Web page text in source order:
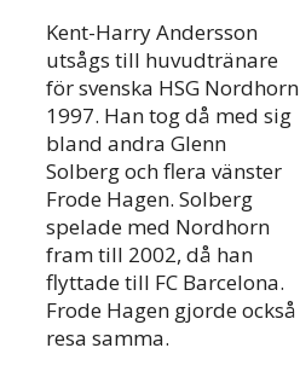
Kent-Harry Andersson
utsågs till huvudtränare
för svenska HSG Nordhorn
1997. Han tog då med sig
bland andra Glenn
Solberg och flera vänster
Frode Hagen. Solberg
spelade med Nordhorn
fram till 2002, då han
flyttade till FC Barcelona.
Frode Hagen gjorde också
resa samma.